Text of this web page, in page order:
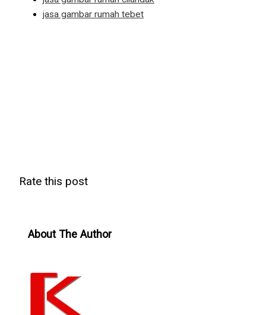
jasa gambar rumah tebet
Rate this post
About The Author